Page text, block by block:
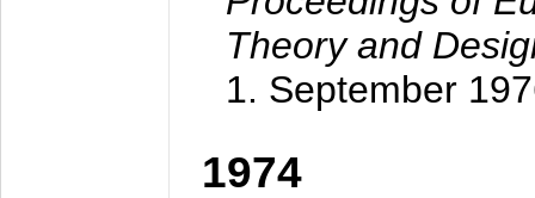
Theory and
1. September
1974